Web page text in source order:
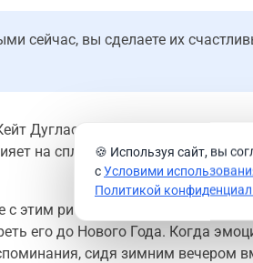
сейчас, вы сделаете их
Дуглас Уигген. Это как раз о
на сплочение членов семьи
с этим ритуалы. К примеру, летом
его до Нового Года. Когда
сидя зимним вечером
🍪 Используя сайт, вы
сУсловими
Политикой